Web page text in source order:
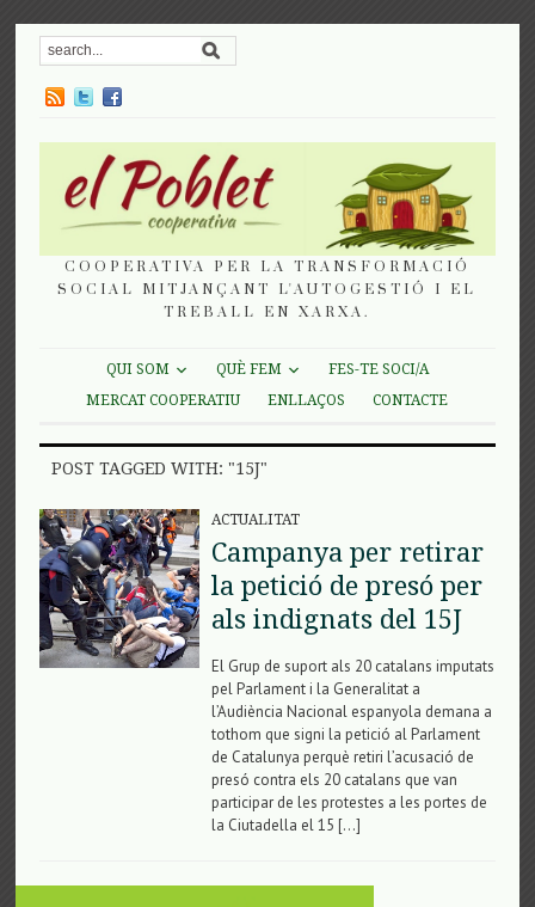
COOPERATIVA PER LA TRANSFORMACIÓ
SOCIAL MITJANÇANT L'AUTOGESTIÓ I EL
TREBALL EN XARXA.
QUI SOM QUÈ FEM
FES-TE SOCI/A
MERCAT COOPERATIU
ENLLAÇOS CONTACTE
POST TAGGED WITH: "15J"
ACTUALITAT
Campanya per retirar
la petició de presó per
als indignats del 15J
El Grup de suport als 20 catalans imputats
pel Parlament i la Generalitat a
l’Audiència Nacional espanyola demana a
tothom que signi la petició al Parlament
de Catalunya perquè retiri l’acusació de
presó contra els 20 catalans que van
participar de les protestes a les portes de
la Ciutadella el 15 […]